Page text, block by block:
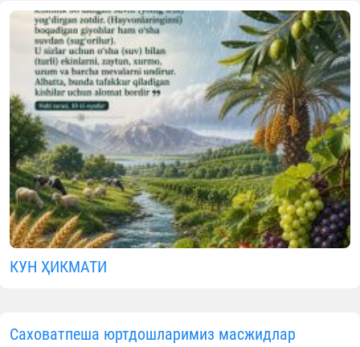
КУН ҲИКМАТИ
Саховатпеша юртдошларимиз масжидлар